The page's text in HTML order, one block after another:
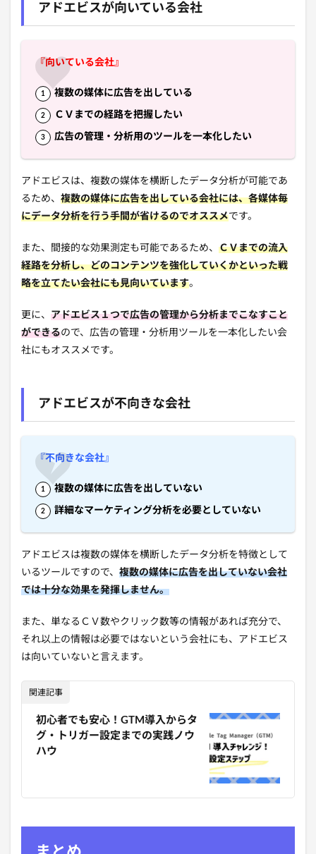
アドエビスが向いている会社
『向いている会社』
複数の媒体に広告を出している
ＣＶまでの経路を把握したい
広告の管理・分析用のツールを一本化したい
アドエビスは、複数の媒体を横断したデータ分析が可能であ
るため、 複数の媒体に広告を出している会社には、各媒体毎
にデータ分析を行う手間が省けるのでオススメです。
また、間接的な効果測定も可能であるため、 ＣＶまでの流入
経路を分析し、どのコンテンツを強化していくかといった戦
略を立てたい会社にも見向いています。
更に、 アドエビス１つで広告の管理から分析までこなすこと
ができるので、広告の管理・分析用ツールを一本化したい会
社にもオススメです。
アドエビスが不向きな会社
『不向きな会社』
複数の媒体に広告を出していない
詳細なマーケティング分析を必要としていない
アドエビスは複数の媒体を横断したデータ分析を特徴として
いるツールですので、 複数の媒体に広告を出していない会社
では十分な効果を発揮しません。
また、単なるＣＶ数やクリック数等の情報があれば充分で、
それ以上の情報は必要ではないという会社にも、アドエビス
は向いていないと言えます。
関連記事
初心者でも安心！GTM導入からタ
グ・トリガー設定までの実践ノウ
ハウ